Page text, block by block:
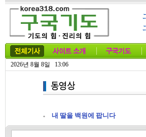
2026년 8월 8일 13:06
내 딸을 백원에 팝니다